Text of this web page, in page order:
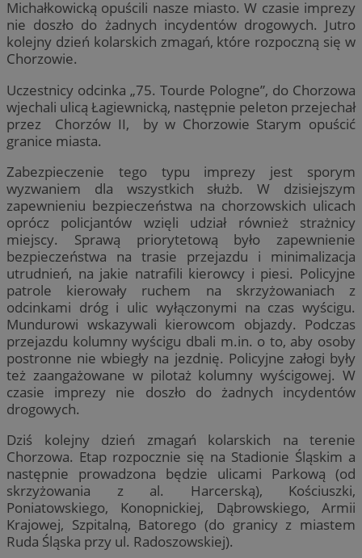
Michałkowicką opuścili nasze miasto. W czasie imprezy
nie doszło do żadnych incydentów drogowych. Jutro
kolejny dzień kolarskich zmagań, które rozpoczną się w
Chorzowie.
Uczestnicy odcinka „75. Tourde Pologne”, do Chorzowa
wjechali ulicą Łagiewnicką, następnie peleton przejechał
przez Chorzów II, by w Chorzowie Starym opuścić
granice miasta.
Zabezpieczenie tego typu imprezy jest sporym
wyzwaniem dla wszystkich służb. W dzisiejszym
zapewnieniu bezpieczeństwa na chorzowskich ulicach
oprócz policjantów wzięli udział również strażnicy
miejscy. Sprawą priorytetową było zapewnienie
bezpieczeństwa na trasie przejazdu i minimalizacja
utrudnień, na jakie natrafili kierowcy i piesi. Policyjne
patrole kierowały ruchem na skrzyżowaniach z
odcinkami dróg i ulic wyłączonymi na czas wyścigu.
Mundurowi wskazywali kierowcom objazdy. Podczas
przejazdu kolumny wyścigu dbali m.in. o to, aby osoby
postronne nie wbiegły na jezdnię. Policyjne załogi były
też zaangażowane w pilotaż kolumny wyścigowej. W
czasie imprezy nie doszło do żadnych incydentów
drogowych.
Dziś kolejny dzień zmagań kolarskich na terenie
Chorzowa. Etap rozpocznie się na Stadionie Śląskim a
następnie prowadzona będzie ulicami Parkową (od
skrzyżowania z al. Harcerską), Kościuszki,
Poniatowskiego, Konopnickiej, Dąbrowskiego, Armii
Krajowej, Szpitalną, Batorego (do granicy z miastem
Ruda Śląska przy ul. Radoszowskiej).